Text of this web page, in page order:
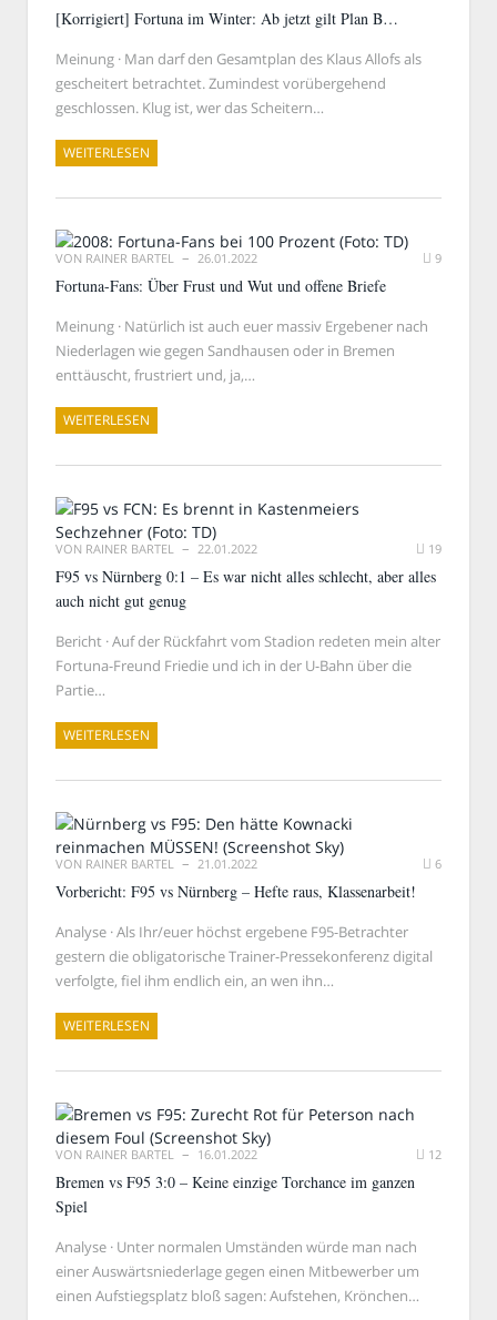
[Korrigiert] Fortuna im Winter: Ab jetzt gilt Plan B…
Meinung · Man darf den Gesamtplan des Klaus Allofs als
gescheitert betrachtet. Zumindest vorübergehend
geschlossen. Klug ist, wer das Scheitern…
WEITERLESEN
VON RAINER BARTEL 26.01.2022 9
Fortuna-Fans: Über Frust und Wut und offene Briefe
Meinung · Natürlich ist auch euer massiv Ergebener nach
Niederlagen wie gegen Sandhausen oder in Bremen
enttäuscht, frustriert und, ja,…
WEITERLESEN
VON RAINER BARTEL 22.01.2022 19
F95 vs Nürnberg 0:1 – Es war nicht alles schlecht, aber alles
auch nicht gut genug
Bericht · Auf der Rückfahrt vom Stadion redeten mein alter
Fortuna-Freund Friedie und ich in der U-Bahn über die
Partie…
WEITERLESEN
VON RAINER BARTEL 21.01.2022 6
Vorbericht: F95 vs Nürnberg – Hefte raus, Klassenarbeit!
Analyse · Als Ihr/euer höchst ergebene F95-Betrachter
gestern die obligatorische Trainer-Pressekonferenz digital
verfolgte, fiel ihm endlich ein, an wen ihn…
WEITERLESEN
VON RAINER BARTEL 16.01.2022 12
Bremen vs F95 3:0 – Keine einzige Torchance im ganzen
Spiel
Analyse · Unter normalen Umständen würde man nach
einer Auswärtsniederlage gegen einen Mitbewerber um
einen Aufstiegsplatz bloß sagen: Aufstehen, Krönchen…